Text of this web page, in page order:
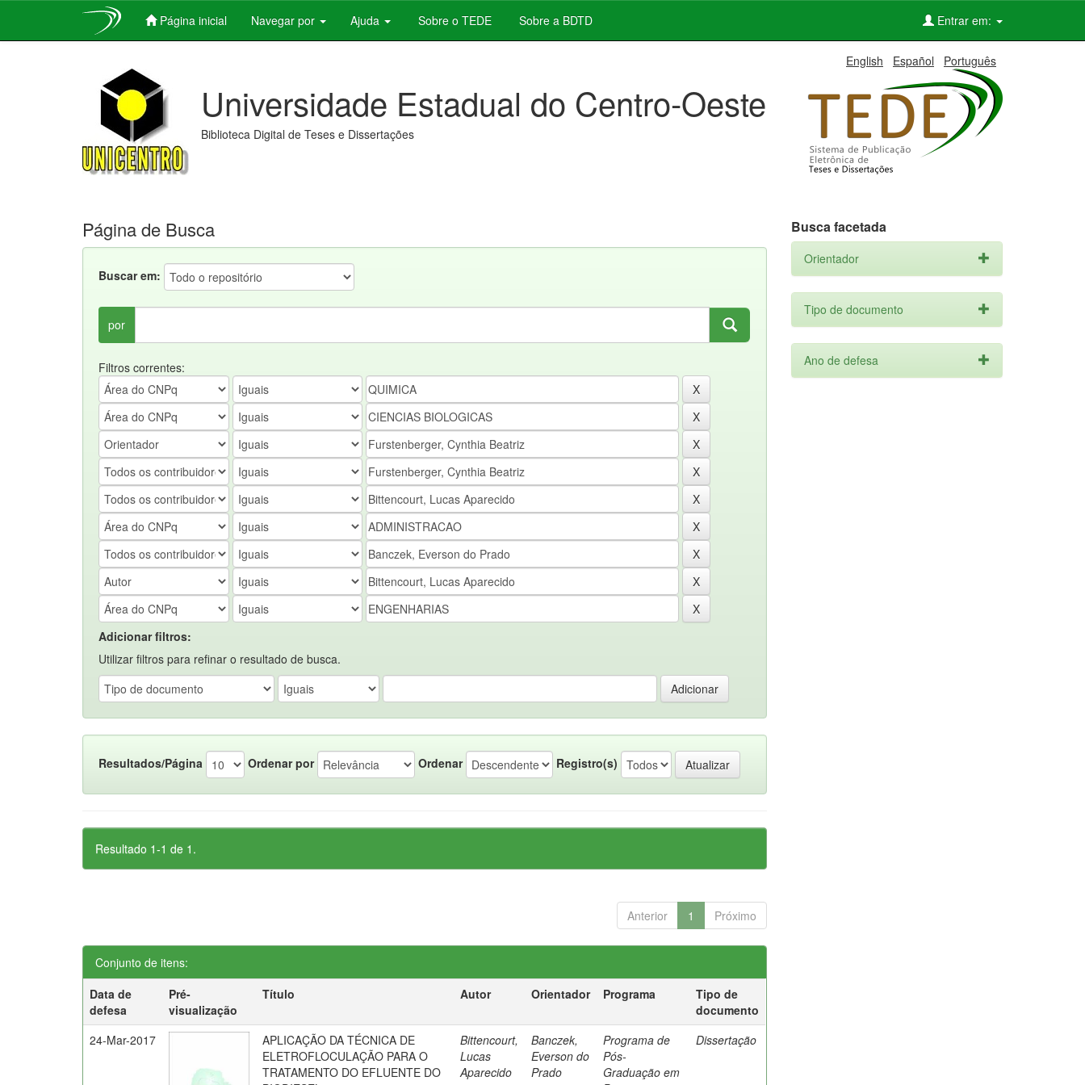
Página inicial Navegar por Ajuda Sobre o TEDE Sobre a BDTD Entrar em:
English Español Português
Universidade Estadual do Centro-Oeste
Biblioteca Digital de Teses e Dissertações
Página de Busca
Buscar em:
por
Filtros correntes:
Adicionar filtros:
Utilizar filtros para refinar o resultado de busca.
Resultados/Página Ordenar por Ordenar Registro(s)
Resultado 1-1 de 1.
Anterior 1 Próximo
Conjunto de itens:
Data de
defesa
Pré-
visualização
Título Autor Orientador Programa
Tipo de
documento
24-Mar-2017
APLICAÇÃO DA TÉCNICA DE
ELETROFLOCULAÇÃO PARA O
TRATAMENTO DO EFLUENTE DO
Bittencourt,
Lucas
Aparecido
Banczek,
Everson do
Prado
Programa de
Pós-
Graduação em
Dissertação
Busca facetada
Orientador
Tipo de documento
Ano de defesa